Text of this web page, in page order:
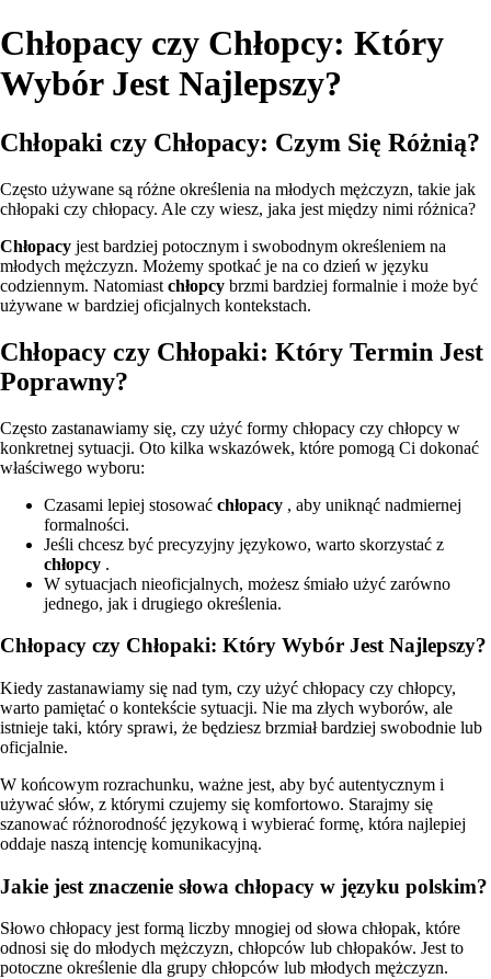
Chłopacy czy Chłopcy: Który
Wybór Jest Najlepszy?
Chłopaki czy Chłopacy: Czym Się Różnią?
Często używane są różne określenia na młodych mężczyzn, takie jak
chłopaki czy chłopacy. Ale czy wiesz, jaka jest między nimi różnica?
Chłopacy jest bardziej potocznym i swobodnym określeniem na
młodych mężczyzn. Możemy spotkać je na co dzień w języku
codziennym. Natomiast chłopcy brzmi bardziej formalnie i może być
używane w bardziej oficjalnych kontekstach.
Chłopacy czy Chłopaki: Który Termin Jest
Poprawny?
Często zastanawiamy się, czy użyć formy chłopacy czy chłopcy w
konkretnej sytuacji. Oto kilka wskazówek, które pomogą Ci dokonać
właściwego wyboru:
Czasami lepiej stosować chłopacy , aby uniknąć nadmiernej
formalności.
Jeśli chcesz być precyzyjny językowo, warto skorzystać z
chłopcy .
W sytuacjach nieoficjalnych, możesz śmiało użyć zarówno
jednego, jak i drugiego określenia.
Chłopacy czy Chłopaki: Który Wybór Jest Najlepszy?
Kiedy zastanawiamy się nad tym, czy użyć chłopacy czy chłopcy,
warto pamiętać o kontekście sytuacji. Nie ma złych wyborów, ale
istnieje taki, który sprawi, że będziesz brzmiał bardziej swobodnie lub
oficjalnie.
W końcowym rozrachunku, ważne jest, aby być autentycznym i
używać słów, z którymi czujemy się komfortowo. Starajmy się
szanować różnorodność językową i wybierać formę, która najlepiej
oddaje naszą intencję komunikacyjną.
Jakie jest znaczenie słowa chłopacy w języku polskim?
Słowo chłopacy jest formą liczby mnogiej od słowa chłopak, które
odnosi się do młodych mężczyzn, chłopców lub chłopaków. Jest to
potoczne określenie dla grupy chłopców lub młodych mężczyzn.